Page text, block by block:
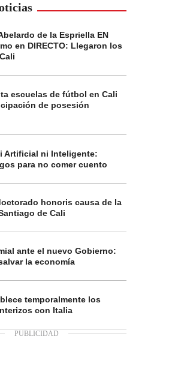
de la Espriella EN
en DIRECTO: Llegaron los
escuelas de fútbol en Cali
de posesión
Artificial ni Inteligente:
para no comer cuento
honoris causa de la
de Cali
ante el nuevo Gobierno:
la economía
temporalmente los
con Italia